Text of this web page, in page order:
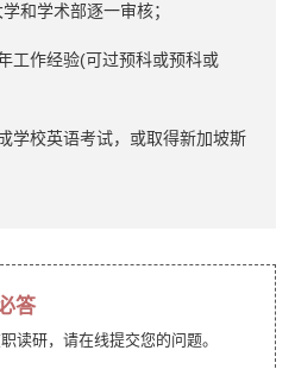
和学术部逐一审核；
工作经验(可过预科或预科或
学校英语考试，或取得新加坡斯
答
读研，请在线提交您的问题。